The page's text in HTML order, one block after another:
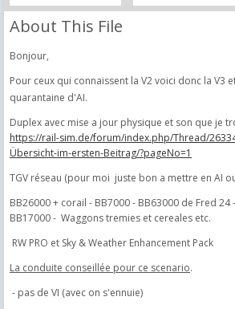
About This File
Bonjour,
Pour ceux qui connaissent la V2 voici donc la V3
quarantaine d'AI.
Duplex avec mise a jour physique et son que je
https://rail-sim.de/forum/index.php/Thread/
Übersicht-im-ersten-Beitrag/?pageNo=1
TGV réseau (pour moi juste bon a mettre en AI
BB26000 + corail - BB7000 - BB63000 de Fred 24
BB17000 - Waggons tremies et cereales etc.
RW PRO et Sky & Weather Enhancement Pack
La conduite conseillée pour ce scenario.
- pas de VI (avec on s'ennuie)